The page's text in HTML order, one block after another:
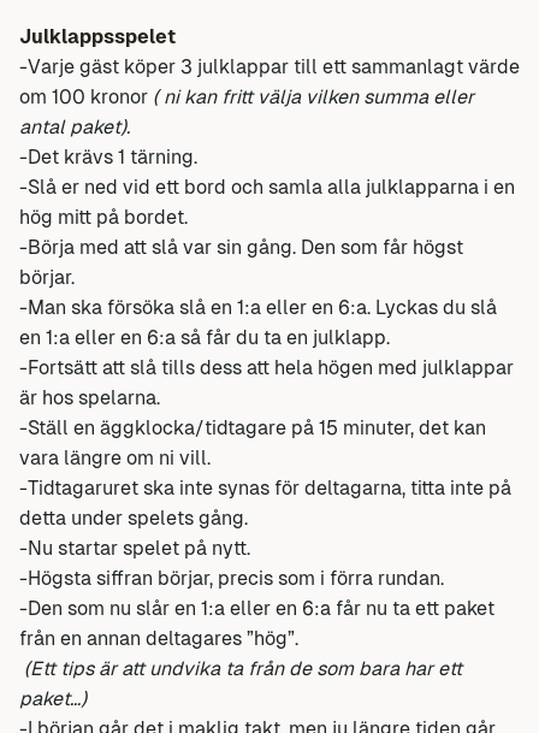
Julklappsspelet
-Varje gäst köper 3 julklappar till ett sammanlagt värde
om 100 kronor ( ni kan fritt välja vilken summa eller
antal paket).
-Det krävs 1 tärning.
-Slå er ned vid ett bord och samla alla julklapparna i en
hög mitt på bordet.
-Börja med att slå var sin gång. Den som får högst
börjar.
-Man ska försöka slå en 1:a eller en 6:a. Lyckas du slå
en 1:a eller en 6:a så får du ta en julklapp.
-Fortsätt att slå tills dess att hela högen med julklappar
är hos spelarna.
-Ställ en äggklocka/tidtagare på 15 minuter, det kan
vara längre om ni vill.
-Tidtagaruret ska inte synas för deltagarna, titta inte på
detta under spelets gång.
-Nu startar spelet på nytt.
-Högsta siffran börjar, precis som i förra rundan.
-Den som nu slår en 1:a eller en 6:a får nu ta ett paket
från en annan deltagares ”hög”.
(Ett tips är att undvika ta från de som bara har ett
paket…)
-I början går det i maklig takt, men ju längre tiden går